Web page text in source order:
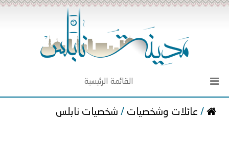
القائمة الرئيسية
/ عائلات وشخصيات / شخصيات نابلس